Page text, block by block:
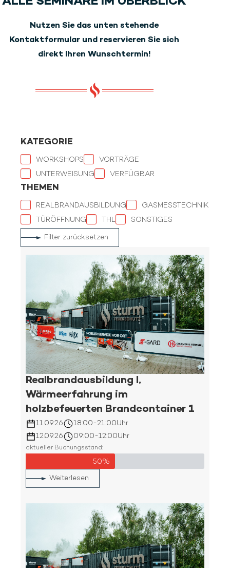
Nutzen Sie das unten stehende
Kontaktformular und reservieren Sie sich
direkt Ihren Wunschtermin!
KATEGORIE
WORKSHOPS
VORTRÄGE
UNTERWEISUNG
VERFÜGBAR
THEMEN
REALBRANDAUSBILDUNG
GASMESSTECHNIK
TÜRÖFFNUNG
THL SONSTIGES
Filter zurücksetzen
Realbrandausbildung I,
Wärmeerfahrung im
holzbefeuerten Brandcontainer 1
11.09.26 18:00-21:00Uhr
12.09.26
09:00-12:00Uhr
aktueller Buchungsstand:
50%
Weiterlesen